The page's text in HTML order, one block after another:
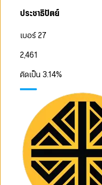
ประชาธิปัตย์
เบอร์ 27
2,461
คิดเป็น 3.14%